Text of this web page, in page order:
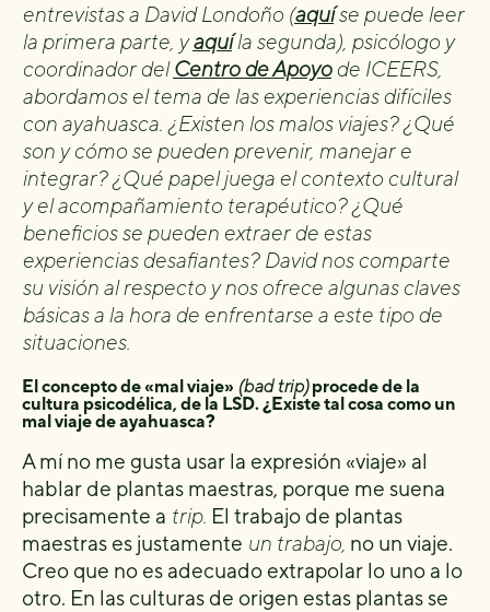
entrevistas a David Londoño (aquíse puede leer
la primera parte, yaquíla segunda), psicólogo y
coordinador delCentro de Apoyode ICEERS,
abordamos el tema de las experiencias difíciles
con ayahuasca. ¿Existen los malos viajes? ¿Qué
son y cómo se pueden prevenir, manejar e
integrar? ¿Qué papel juega el contexto cultural
y el acompañamiento terapéutico? ¿Qué
beneficios se pueden extraer de estas
experiencias desafiantes? David nos comparte
su visión al respecto y nos ofrece algunas claves
básicas a la hora de enfrentarse a este tipo de
situaciones.
El concepto de «mal viaje» (bad trip)procede de la
cultura psicodélica, de la LSD. ¿Existe tal cosa como un
mal viaje de ayahuasca?
A mí no me gusta usar la expresión «viaje» al
hablar de plantas maestras, porque me suena
precisamente a trip. El trabajo de plantas
maestras es justamente un trabajo, no un viaje.
Creo que no es adecuado extrapolar lo uno a lo
otro. En las culturas de origen estas plantas se